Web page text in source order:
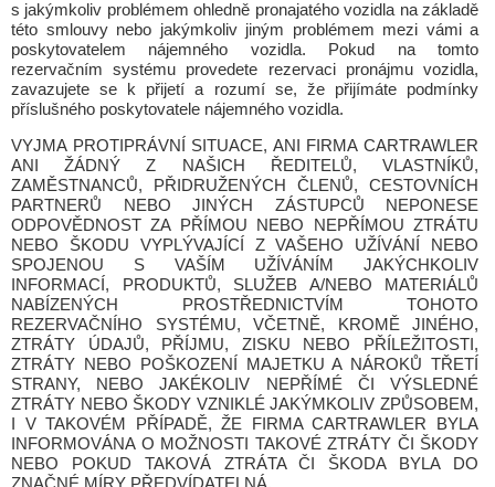
s jakýmkoliv problémem ohledně pronajatého vozidla na základě
této smlouvy nebo jakýmkoliv jiným problémem mezi vámi a
poskytovatelem nájemného vozidla. Pokud na tomto
rezervačním systému provedete rezervaci pronájmu vozidla,
zavazujete se k přijetí a rozumí se, že přijímáte podmínky
příslušného poskytovatele nájemného vozidla.
VYJMA PROTIPRÁVNÍ SITUACE, ANI FIRMA CARTRAWLER
ANI ŽÁDNÝ Z NAŠICH ŘEDITELŮ, VLASTNÍKŮ,
ZAMĚSTNANCŮ, PŘIDRUŽENÝCH ČLENŮ, CESTOVNÍCH
PARTNERŮ NEBO JINÝCH ZÁSTUPCŮ NEPONESE
ODPOVĚDNOST ZA PŘÍMOU NEBO NEPŘÍMOU ZTRÁTU
NEBO ŠKODU VYPLÝVAJÍCÍ Z VAŠEHO UŽÍVÁNÍ NEBO
SPOJENOU S VAŠÍM UŽÍVÁNÍM JAKÝCHKOLIV
INFORMACÍ, PRODUKTŮ, SLUŽEB A/NEBO MATERIÁLŮ
NABÍZENÝCH PROSTŘEDNICTVÍM TOHOTO
REZERVAČNÍHO SYSTÉMU, VČETNĚ, KROMĚ JINÉHO,
ZTRÁTY ÚDAJŮ, PŘÍJMU, ZISKU NEBO PŘÍLEŽITOSTI,
ZTRÁTY NEBO POŠKOZENÍ MAJETKU A NÁROKŮ TŘETÍ
STRANY, NEBO JAKÉKOLIV NEPŘÍMÉ ČI VÝSLEDNÉ
ZTRÁTY NEBO ŠKODY VZNIKLÉ JAKÝMKOLIV ZPŮSOBEM,
I V TAKOVÉM PŘÍPADĚ, ŽE FIRMA CARTRAWLER BYLA
INFORMOVÁNA O MOŽNOSTI TAKOVÉ ZTRÁTY ČI ŠKODY
NEBO POKUD TAKOVÁ ZTRÁTA ČI ŠKODA BYLA DO